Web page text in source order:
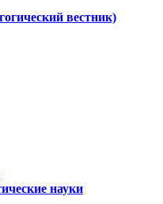
вестник)
науки